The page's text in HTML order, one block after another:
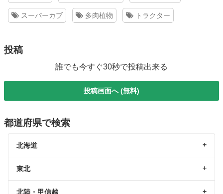
スーパーカブ 多肉植物 トラクター
投稿
誰でも今すぐ30秒で投稿出来る
投稿画面へ (無料)
都道府県で検索
北海道
東北
北陸・甲信越